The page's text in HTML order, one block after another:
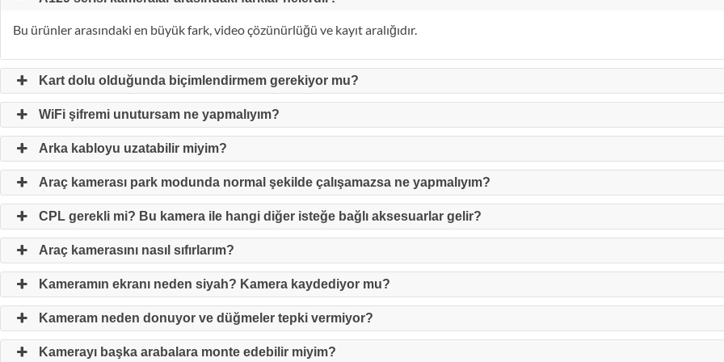
Bu ürünler arasındaki en büyük fark, video çözünürlüğü ve kayıt aralığıdır.
Kart dolu olduğunda biçimlendirmem gerekiyor mu?
WiFi şifremi unutursam ne yapmalıyım?
Arka kabloyu uzatabilir miyim?
Araç kamerası park modunda normal şekilde çalışamazsa ne yapmalıyım?
CPL gerekli mi? Bu kamera ile hangi diğer isteğe bağlı aksesuarlar gelir?
Araç kamerasını nasıl sıfırlarım?
Kameramın ekranı neden siyah? Kamera kaydediyor mu?
Kameram neden donuyor ve düğmeler tepki vermiyor?
Kamerayı başka arabalara monte edebilir miyim?